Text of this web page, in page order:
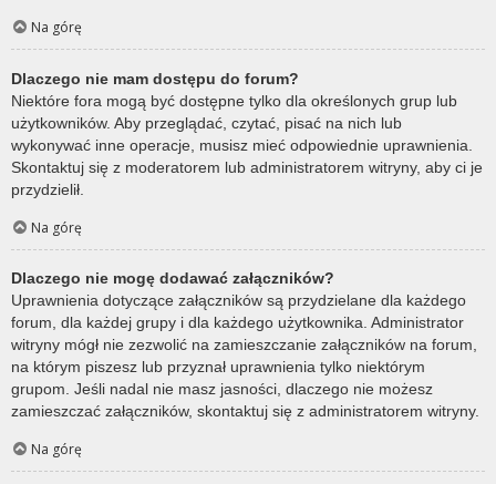
Na górę
Dlaczego nie mam dostępu do forum?
Niektóre fora mogą być dostępne tylko dla określonych grup lub
użytkowników. Aby przeglądać, czytać, pisać na nich lub
wykonywać inne operacje, musisz mieć odpowiednie uprawnienia.
Skontaktuj się z moderatorem lub administratorem witryny, aby ci je
przydzielił.
Na górę
Dlaczego nie mogę dodawać załączników?
Uprawnienia dotyczące załączników są przydzielane dla każdego
forum, dla każdej grupy i dla każdego użytkownika. Administrator
witryny mógł nie zezwolić na zamieszczanie załączników na forum,
na którym piszesz lub przyznał uprawnienia tylko niektórym
grupom. Jeśli nadal nie masz jasności, dlaczego nie możesz
zamieszczać załączników, skontaktuj się z administratorem witryny.
Na górę